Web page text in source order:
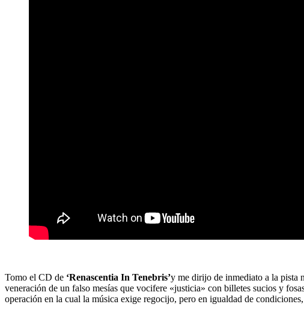
Tomo el CD de ‘Renascentia In Tenebris’y me dirijo de inmediato a la pista
veneración de un falso mesías que vocifere «justicia» con billetes sucios y
operación en la cual la música exige regocijo, pero en igualdad de